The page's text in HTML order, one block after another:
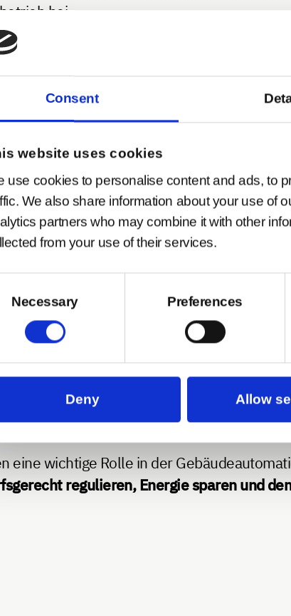
Consent
website uses cookies
use cookies to personalise content and ads, to
We also share information about your use of
partners who may combine it with other
from your use of their services.
Necessary Preferences
Deny Allow
bei.
entweder die
Sensoren über Protokolle wie
Plattformen übertragen. In
bedarfsgerecht zu
in verschiedenen Bereichen der
kontinuierlich im optimalen
verbessert. In IT-Räumen schützen sie
entstehen könnten. Wohngebäude
aktivieren und so den Energieverbrauch
Sensoren mit anderen Umwelt-
Technologien wie
Gleichzeitig ermöglichen cloudbasierte
zu identifizieren.
eine wichtige Rolle in der
regulieren, Energie sparen und